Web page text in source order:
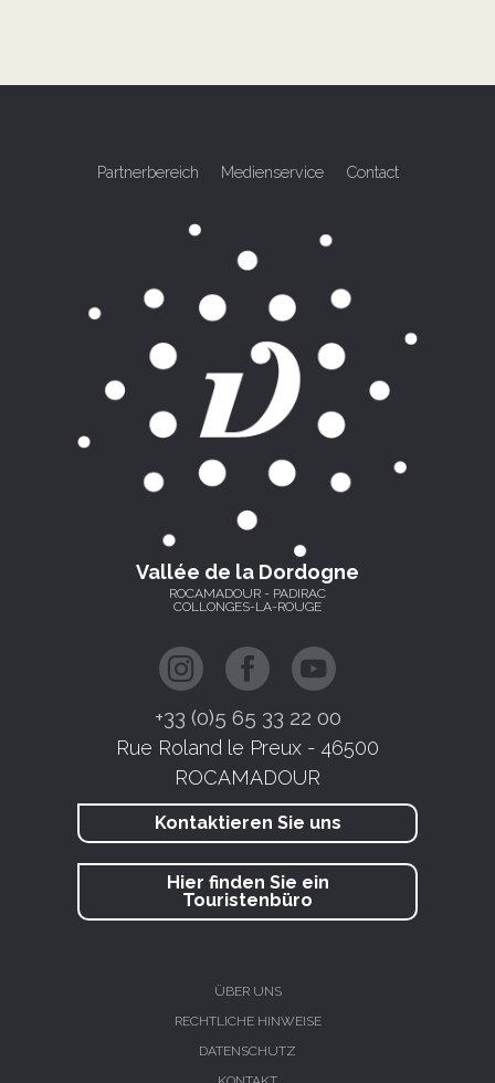
Partnerbereich Medienservice Contact
Vallée de la Dordogne
ROCAMADOUR - PADIRAC
COLLONGES-LA-ROUGE
+33 (0)5 65 33 22 00
Rue Roland le Preux - 46500
ROCAMADOUR
Kontaktieren Sie uns
Hier finden Sie ein
Touristenbüro
ÜBER UNS
RECHTLICHE HINWEISE
DATENSCHUTZ